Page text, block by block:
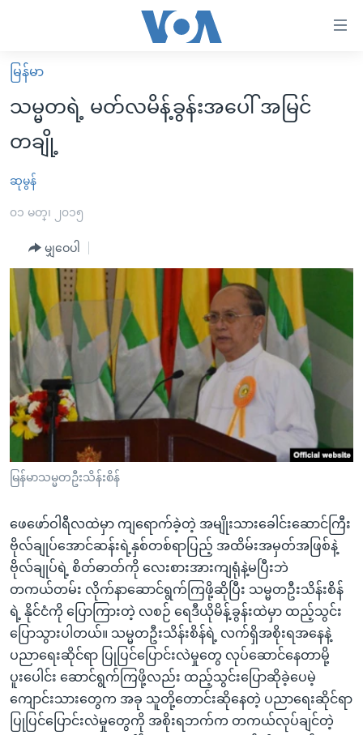
လွယ်ကူ
စေ
သည့်
များ
ပင်မ
ကြည့်
ပင်မ
ညွန်း
စာမျက်နှာ
သို့
ကျော်
ကြည့်
ရှာဖွေ
ရန်
နေရာ
သို့
ကျော်
ရန်
မူလစာမျက်နှာ
မြန်မာ
ကမ္ဘာ့သတင်းများ
နိုင်ငံတကာ
အစ္စရေး-ပါလက်စတိုင်း
ဗွီဒီယို
အင်္ဂလိပ်စာလေ့လာမယ်
အမေရိကန်သုံးအီဒီယံ
မကြေးမုံရဲ့ အင်္ဂလိပ်စာ
ရုပ်ရှင်ထဲက အင်္ဂလိပ်စာ
သုတပဒေသာ အင်္ဂလိပ်စာ
အပတ်စဉ်ကဏ္ဍများ
ရေဒီယို
ရေဒီယိုနှင့်ရုပ်သံ အချက်အလက်များ
ရေဒီယို/တီဗွီအစီအစဉ်
Learning English
ဗွီအိုအေ လူမှုကွန်ယက်များ
ဘာသာစကားများ
မြန်မာ
သမ္မတရဲ့ မတ်လမိန့်ခွန်းအပေါ် အမြင်
တချို့
ဆုမွန်
၀၁ မတ္၊ ၂၀၁၅
မျှဝေပါ
မြန်မာသမ္မတဦးသိန်းစိန်
ဖေဖော်ဝါရီလထဲမှာ ကျရောက်ခဲ့တဲ့ အမျိုးသားခေါင်းဆောင်ကြီး
ဗိုလ်ချုပ်အောင်ဆန်းရဲ့နှစ်တစ်ရာပြည့် အထိမ်းအမှတ်အဖြစ်နဲ့
ဗိုလ်ချုပ်ရဲ့ စိတ်ဓာတ်ကို လေးစားအားကျရုံနဲ့မပြီးဘဲ
တကယ်တမ်း လိုက်နာဆောင်ရွက်ကြဖို့ဆိုပြီး သမ္မတဦးသိန်းစိန်
ရဲ့ နိုင်ငံကို ပြောကြားတဲ့ လစဉ် ရေဒီယိုမိန့်ခွန်းထဲမှာ ထည့်သွင်း
ပြောသွားပါတယ်။ သမ္မတဦးသိန်းစိန်ရဲ့ လက်ရှိအစိုးရအနေနဲ့
ပညာရေးဆိုင်ရာ ပြုပြင်ပြောင်းလဲမှုတွေ လုပ်ဆောင်နေတာမို့
ပူးပေါင်း ဆောင်ရွက်ကြဖို့လည်း ထည့်သွင်းပြောဆိုခဲ့ပေမဲ့
ကျောင်းသားတွေက အခု သူတို့တောင်းဆိုနေတဲ့ ပညာရေးဆိုင်ရာ
ပြုပြင်ပြောင်းလဲမှုတွေကို အစိုးရဘက်က တကယ်လုပ်ချင်တဲ့